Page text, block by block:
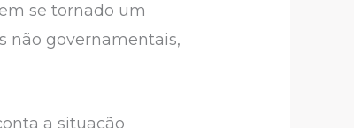
se tornado um
não governamentais,
a situação